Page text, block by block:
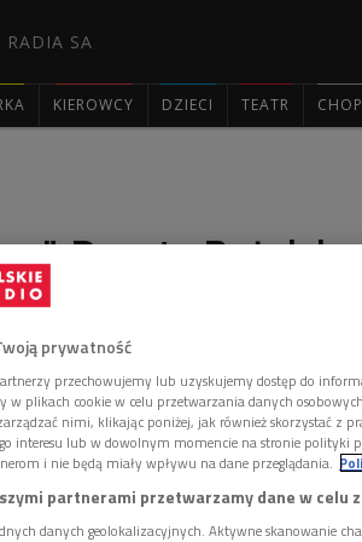
RADIA SA
KIEROWCY DZIECI TEATR
Renata Bożek i
Bożek - autorka książki
o wiejskiej dziewczynie, której
wieku.
prywatność
przechowujemy lub uzyskujemy dostęp do
w plikach cookie w celu przetwarzania danych
nimi, klikając poniżej, jak również skorzystać z
interesu lub w dowolnym momencie na stronie polityki
i nie będą miały wpływu na dane przeglądania.
partnerami przetwarzamy dane w celu
danych geolokalizacyjnych. Aktywne skanowanie